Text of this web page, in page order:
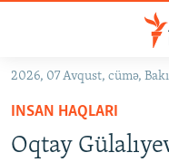
Əsas
qayıt
Əsas
2026, 07 Avqust, cümə,
INSAN HAQLARI
Oqtay